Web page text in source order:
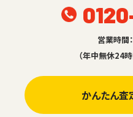
営業時間
（年中無休24
かんたん査